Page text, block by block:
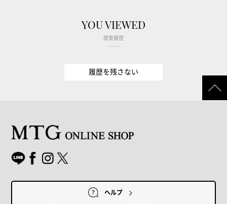
YOU VIEWED
閲覧履歴
履歴を残さない
ヘルプ